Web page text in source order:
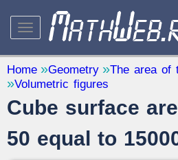
STUDY AND
Mathematics — 31
Other — 1
QUANTITY
Home Geometry
The area of
Volumetric figures
Cube surface
50 equal to